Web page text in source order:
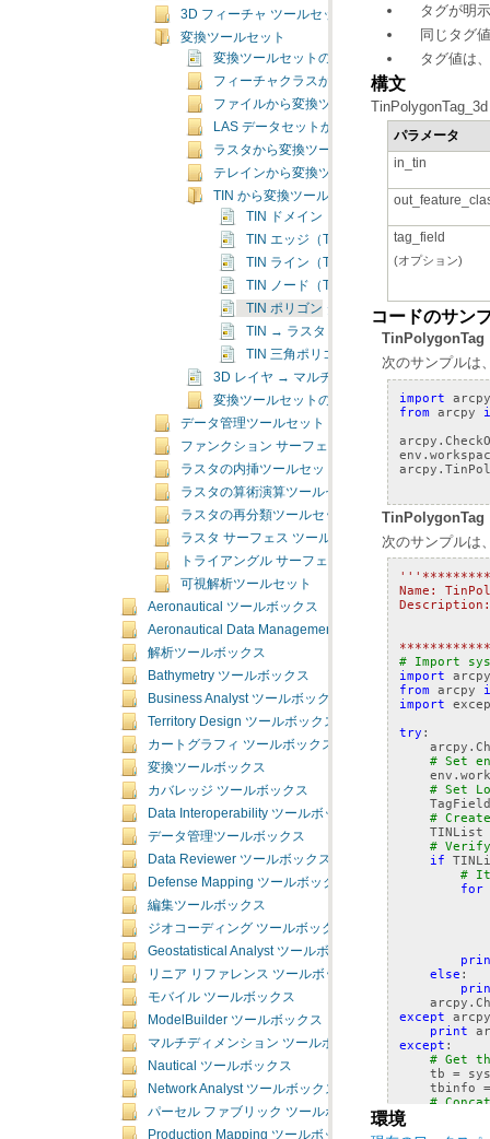
3D フィーチャ ツールセット
変換ツールセット
変換ツールセットの概要
フィーチャクラスから変換ツールセット
ファイルから変換ツールセット
LAS データセットから変換ツールセット
ラスタから変換ツールセット
テレインから変換ツールセット
TIN から変換ツールセット
TIN ドメイン（TIN Domain）
TIN エッジ（TIN Edge）
TIN ライン（TIN Line）
TIN ノード（TIN Node）
TIN ポリゴン タグ（TIN Polygon Tag）
TIN → ラスタ（TIN To Raster）
TIN 三角ポリゴン（TIN Triangle）
3D レイヤ → マルチパッチ フィーチャクラス
変換ツールセットの概念
データ管理ツールセット
ファンクション サーフェス ツールセット
ラスタの内挿ツールセット
ラスタの算術演算ツールセット
ラスタの再分類ツールセット
ラスタ サーフェス ツールセット
トライアングル サーフェス ツールセット
可視解析ツールセット
Aeronautical ツールボックス
Aeronautical Data Management ツールボックス
解析ツールボックス
Bathymetry ツールボックス
Business Analyst ツールボックス
Territory Design ツールボックス
カートグラフィ ツールボックス
変換ツールボックス
カバレッジ ツールボックス
Data Interoperability ツールボックス
データ管理ツールボックス
Data Reviewer ツールボックス
Defense Mapping ツールボックス
編集ツールボックス
ジオコーディング ツールボックス
Geostatistical Analyst ツールボックス
リニア リファレンス ツールボックス
モバイル ツールボックス
ModelBuilder ツールボックス
マルチディメンション ツールボックス
Nautical ツールボックス
Network Analyst ツールボックス
パーセル ファブリック ツールボックス
Production Mapping ツールボックス
タグが明
同じタグ
タグ値は
構文
パラメータ
in_tin
tag_field
(オプション)
コードのサン
TinPolygonTag
次のサンプルは
import arcpy
from arcpy
arcpy .
env .
arcpy .
TinPolygonTag
次のサンプルは
Name:
# Import
import arcpy
from arcpy
import
try :
arcpy .
# Set
env .
# Set
TagField
#
TINList
#
if
#
for
else :
arcpy .
except arcpy
print
except :
# Get
tb = sys
tbinfo =
#
環境